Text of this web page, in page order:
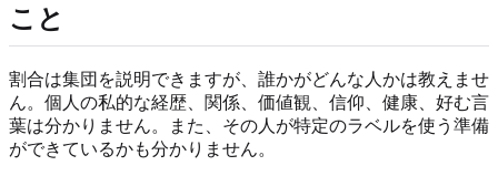
こと
割合は集団を説明できますが、誰かがどんな人かは教えませ
ん。個人の私的な経歴、関係、価値観、信仰、健康、好む言
葉は分かりません。また、その人が特定のラベルを使う準備
ができているかも分かりません。